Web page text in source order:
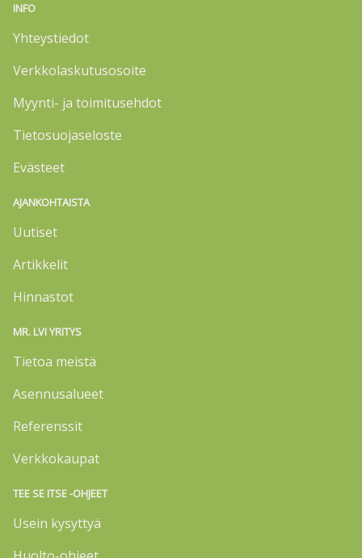
INFO
Yhteystiedot
Verkkolaskutusosoite
Myynti- ja toimitusehdot
Tietosuojaseloste
Evästeet
AJANKOHTAISTA
Uutiset
Artikkelit
Hinnastot
MR. LVI YRITYS
Tietoa meistä
Asennusalueet
Referenssit
Verkkokaupat
TEE SE ITSE -OHJEET
Usein kysyttyä